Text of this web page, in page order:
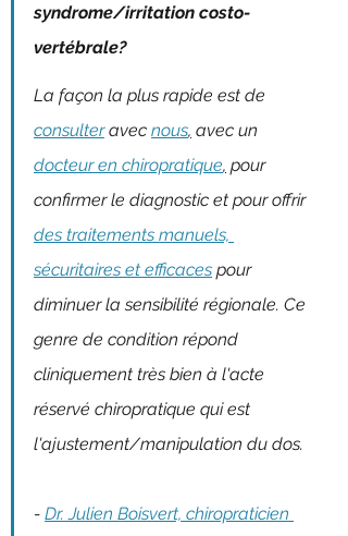
syndrome/irritation costo-
vertébrale?
La façon la plus rapide est de
consulter avec nous, avec un
docteur en chiropratique, pour
confirmer le diagnostic et pour offrir
des traitements manuels,
sécuritaires et efficaces pour
diminuer la sensibilité régionale. Ce
genre de condition répond
cliniquement très bien à l'acte
réservé chiropratique qui est
l'ajustement/manipulation du dos.
- Dr. Julien Boisvert, chiropraticien